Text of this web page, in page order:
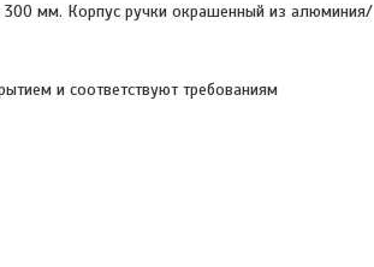
мм. Корпус ручки окрашенный из алюминия/
и соответствуют требованиям